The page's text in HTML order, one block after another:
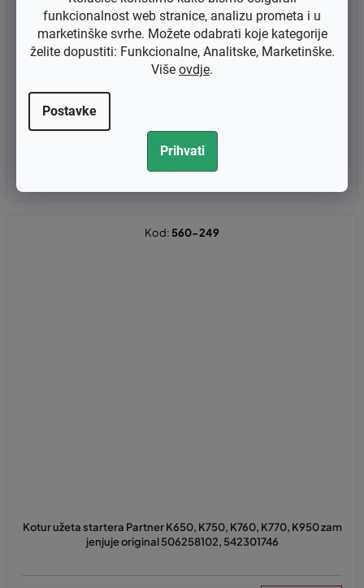
funkcionalnost web stranice, analizu prometa i u
marketinške svrhe. Možete odabrati koje kategorije
želite dopustiti: Funkcionalne, Analitske, Marketinške.
Više ovdje.
Postavke
Prihvati
Poluga čoka za rezač Partner K750, K760, K770, K770 zamjenjuj
Kotur užeta startera Partner K650, K750, K760, K770, K950 zam
jenjuje original 506258102, 542301746
Kod: 560-249